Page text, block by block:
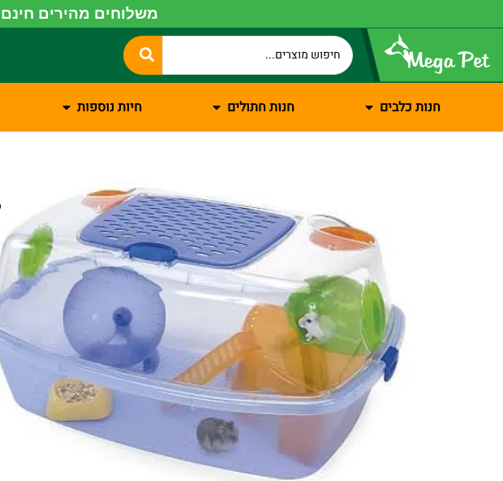
משלוחים מהירים
חנות כלבים חנות חתולים חיות נוספות